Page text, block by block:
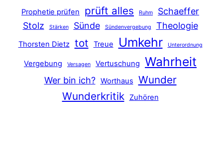
Prophetie prüfen prüft alles Ruhm
Schaeffer
Stolz
Stärken Sünde Sündenvergebung Theologie
Thorsten Dietz tot Treue Umkehr Unterordnung
Vergebung Versagen Vertuschung Wahrheit
Wer bin ich? Worthaus
Wunder
Wunderkritik
Zuhören